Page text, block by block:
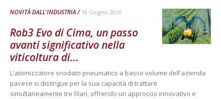
NOVITÀ DALL'INDUSTRIA 18 Giugno 2026
Rob3 Evo di Cima, un passo
avanti significativo nella
viticoltura di...
L'atomizzatore snodato pneumatico a basso volume dell'azienda
pavese si distingue per la sua capacità di trattare
simultaneamente tre filari, offrendo un approccio innovativo e